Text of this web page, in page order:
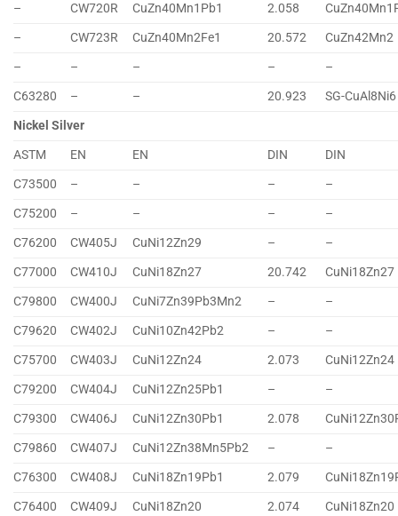
–
CW720R CuZn40Mn1Pb1 2.058
–
CW723R CuZn40Mn2Fe1 20.572
CuZn42Mn2
–
– – –
–
C63280
– – 20.923
SG-CuAl8Ni6
Nickel Silver
ASTM
EN EN DIN
DIN
C73500
– – –
–
C75200
– – –
–
C76200
CW405J CuNi12Zn29 –
–
C77000
CW410J CuNi18Zn27 20.742
CuNi18Zn27
C79800
CW400J CuNi7Zn39Pb3Mn2 –
–
C79620
CW402J CuNi10Zn42Pb2 –
–
C75700
CW403J CuNi12Zn24 2.073
CuNi12Zn24
C79200
CW404J CuNi12Zn25Pb1 –
–
C79300
CW406J CuNi12Zn30Pb1 2.078
C79860
CW407J CuNi12Zn38Mn5Pb2 –
–
C76300
CW408J CuNi18Zn19Pb1 2.079
C76400
CW409J CuNi18Zn20 2.074
CuNi18Zn20